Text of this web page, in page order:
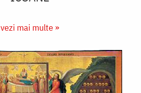
vezi mai multe »